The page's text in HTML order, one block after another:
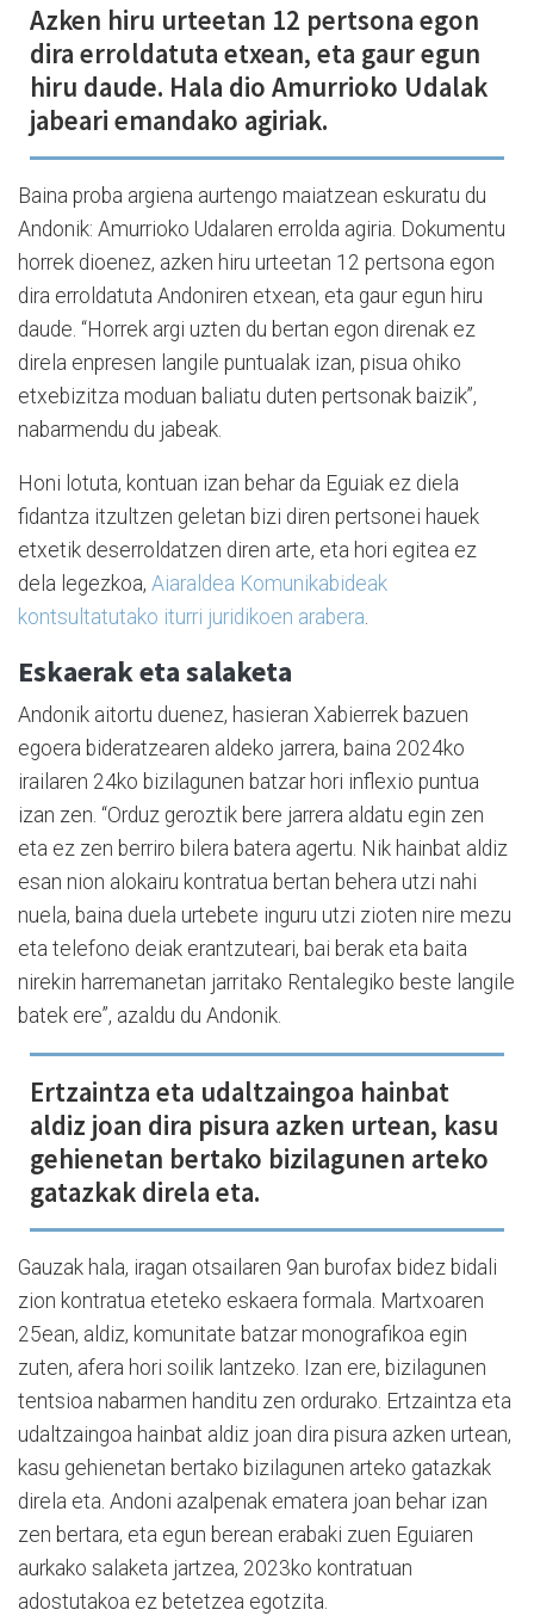
Azken hiru urteetan 12 pertsona egon
dira erroldatuta etxean, eta gaur egun
hiru daude. Hala dio Amurrioko Udalak
jabeari emandako agiriak.
Baina proba argiena aurtengo maiatzean eskuratu du
Andonik: Amurrioko Udalaren errolda agiria. Dokumentu
horrek dioenez, azken hiru urteetan 12 pertsona egon
dira erroldatuta Andoniren etxean, eta gaur egun hiru
daude. “Horrek argi uzten du bertan egon direnak ez
direla enpresen langile puntualak izan, pisua ohiko
etxebizitza moduan baliatu duten pertsonak baizik”,
nabarmendu du jabeak.
Honi lotuta, kontuan izan behar da Eguiak ez diela
fidantza itzultzen geletan bizi diren pertsonei hauek
etxetik deserroldatzen diren arte, eta hori egitea ez
dela legezkoa, Aiaraldea Komunikabideak
kontsultatutako iturri juridikoen arabera.
Eskaerak eta salaketa
Andonik aitortu duenez, hasieran Xabierrek bazuen
egoera bideratzearen aldeko jarrera, baina 2024ko
irailaren 24ko bizilagunen batzar hori inflexio puntua
izan zen. “Orduz geroztik bere jarrera aldatu egin zen
eta ez zen berriro bilera batera agertu. Nik hainbat aldiz
esan nion alokairu kontratua bertan behera utzi nahi
nuela, baina duela urtebete inguru utzi zioten nire mezu
eta telefono deiak erantzuteari, bai berak eta baita
nirekin harremanetan jarritako Rentalegiko beste langile
batek ere”, azaldu du Andonik.
Ertzaintza eta udaltzaingoa hainbat
aldiz joan dira pisura azken urtean, kasu
gehienetan bertako bizilagunen arteko
gatazkak direla eta.
Gauzak hala, iragan otsailaren 9an burofax bidez bidali
zion kontratua eteteko eskaera formala. Martxoaren
25ean, aldiz, komunitate batzar monografikoa egin
zuten, afera hori soilik lantzeko. Izan ere, bizilagunen
tentsioa nabarmen handitu zen ordurako. Ertzaintza eta
udaltzaingoa hainbat aldiz joan dira pisura azken urtean,
kasu gehienetan bertako bizilagunen arteko gatazkak
direla eta. Andoni azalpenak ematera joan behar izan
zen bertara, eta egun berean erabaki zuen Eguiaren
aurkako salaketa jartzea, 2023ko kontratuan
adostutakoa ez betetzea egotzita.